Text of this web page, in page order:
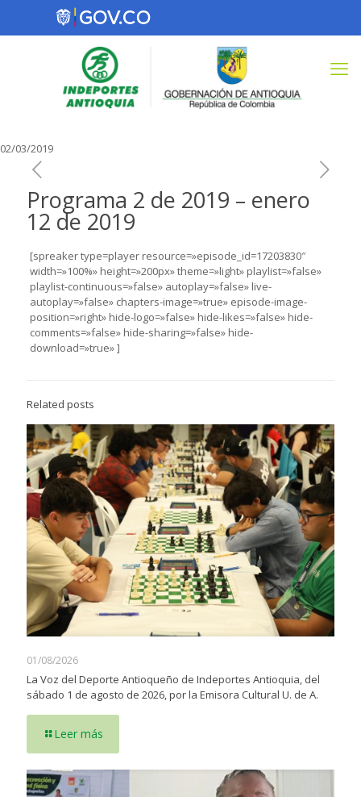
02/03/2019
Programa 2 de 2019 – enero
12 de 2019
[spreaker type=player resource=»episode_id=17203830″
width=»100%» height=»200px» theme=»light» playlist=»false»
playlist-continuous=»false» autoplay=»false» live-
autoplay=»false» chapters-image=»true» episode-image-
position=»right» hide-logo=»false» hide-likes=»false» hide-
comments=»false» hide-sharing=»false» hide-
download=»true» ]
Related posts
01/08/2026
La Voz del Deporte Antioqueño de Indeportes Antioquia, del
sábado 1 de agosto de 2026, por la Emisora Cultural U. de A.
Leer más